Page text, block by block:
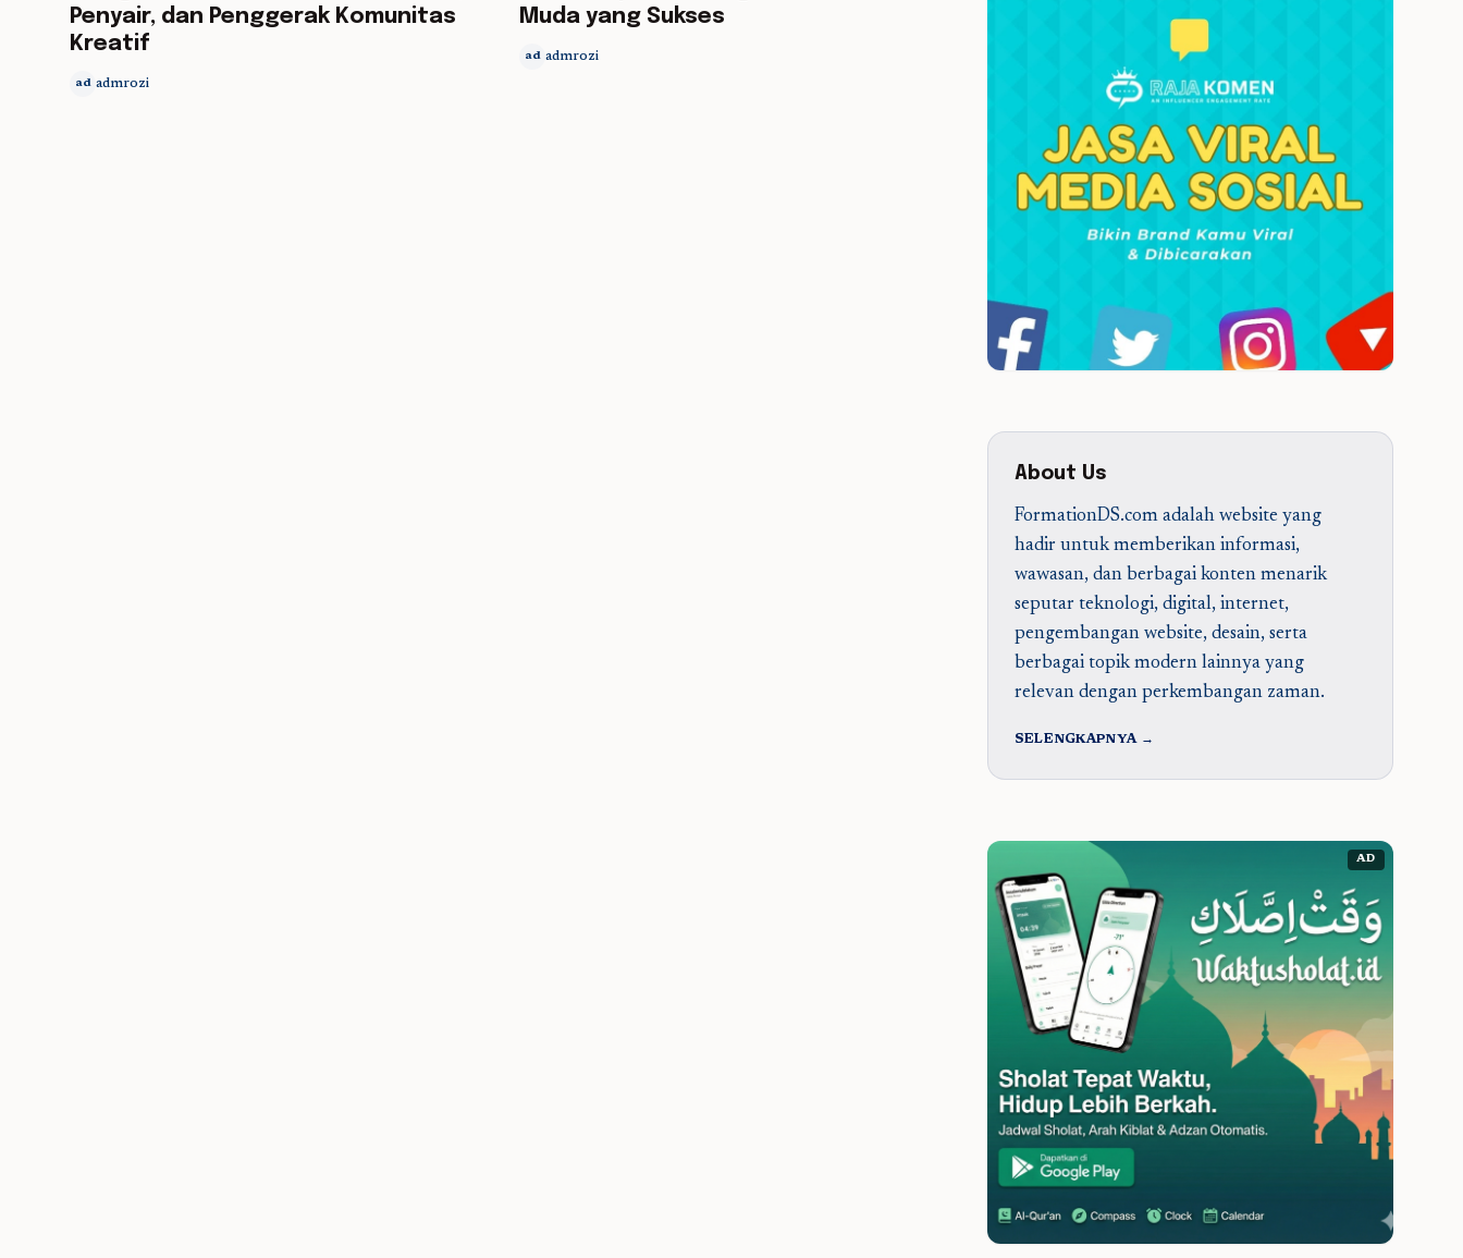
Penyair, dan Penggerak Komunitas
Kreatif
ad admrozi
Muda yang Sukses
ad admrozi
About Us
FormationDS.com adalah website yang
hadir untuk memberikan informasi,
wawasan, dan berbagai konten menarik
seputar teknologi, digital, internet,
pengembangan website, desain, serta
berbagai topik modern lainnya yang
relevan dengan perkembangan zaman.
SELENGKAPNYA →
AD